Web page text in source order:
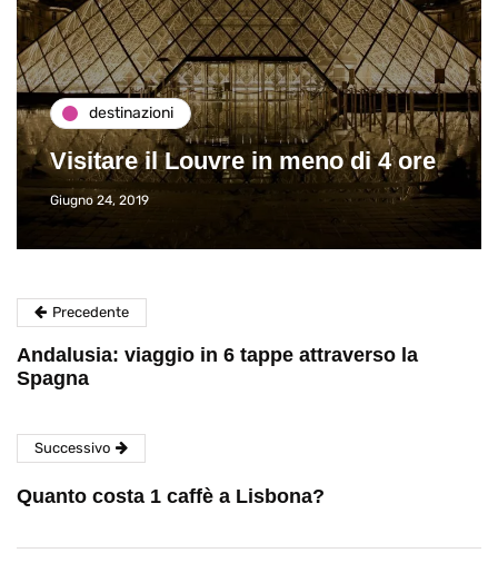
destinazioni
Visitare il Louvre in meno di 4 ore
Giugno 24, 2019
Precedente
Andalusia: viaggio in 6 tappe attraverso la
Spagna
Successivo
Quanto costa 1 caffè a Lisbona?